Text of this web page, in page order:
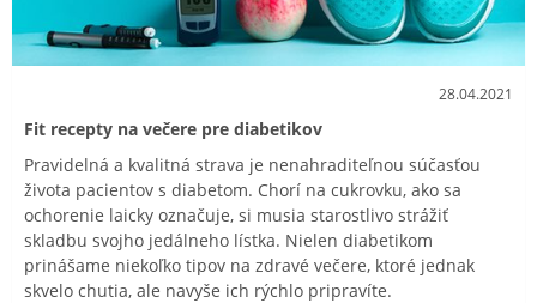
28.04.2021
Fit recepty na večere pre diabetikov
Pravidelná a kvalitná strava je nenahraditeľnou súčasťou
života pacientov s diabetom. Chorí na cukrovku, ako sa
ochorenie laicky označuje, si musia starostlivo strážiť
skladbu svojho jedálneho lístka. Nielen diabetikom
prinášame niekoľko tipov na zdravé večere, ktoré jednak
skvelo chutia, ale navyše ich rýchlo pripravíte.